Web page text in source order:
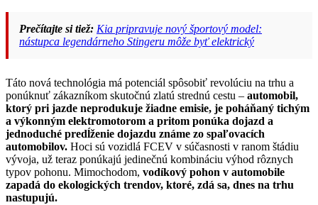
Prečítajte si tiež: Kia pripravuje nový športový model:
nástupca legendárneho Stingeru môže byť elektrický
Táto nová technológia má potenciál spôsobiť revolúciu na trhu a
ponúknuť zákazníkom skutočnú zlatú strednú cestu – automobil,
ktorý pri jazde neprodukuje žiadne emisie, je poháňaný tichým
a výkonným elektromotorom a pritom ponúka dojazd a
jednoduché predĺženie dojazdu známe zo spaľovacích
automobilov. Hoci sú vozidlá FCEV v súčasnosti v ranom štádiu
vývoja, už teraz ponúkajú jedinečnú kombináciu výhod rôznych
typov pohonu. Mimochodom, vodíkový pohon v automobile
zapadá do ekologických trendov, ktoré, zdá sa, dnes na trhu
nastupujú.